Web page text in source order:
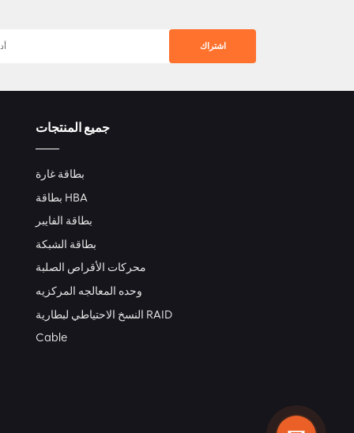
جميع المنتجات
بطاقة غارة
بطاقة HBA
بطاقة الفايبر
بطاقة الشبكة
محركات الأقراص الصلبة
وحده المعالجه المركزيه
النسخ الاحتياطي لبطارية RAID
Cable